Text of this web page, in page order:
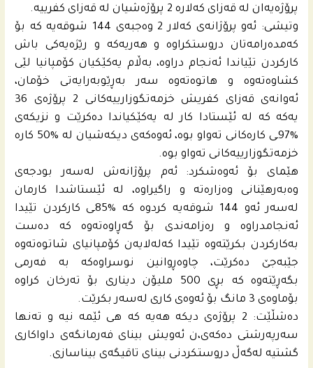
پرۆژه‌یه‌ان له‌ قه‌زاى كه‌لاره‌ 2 پرۆژه‌شیان له‌ قه‌زاى كفرییه‌.
وتیشى: ئه‌و پرۆژانه‌ى كه‌لار 2 وه‌جبه‌ى 144 شوقه‌یه‌ كه‌ بۆ
كه‌مده‌رامه‌تان دروستكراوه‌ و هه‌ریه‌كه‌ و رێژه‌یه‌كى باش
كاركردن تێیاندا ئه‌نجام دراوه‌، به‌ڵام یه‌كێكیان كۆمپانیا لێى
كشاوه‌ته‌وه‌ و هاتوه‌ته‌وه‌ سه‌ر به‌ڕێوبه‌رایه‌تى خۆمان،
ئه‌وانه‌ى قه‌زاى كفریش خزمه‌تگوزارییه‌كانى 2 پرۆژه‌ى 36
یه‌كه‌ كه‌ له‌ ئێستادا كار له‌ یه‌كێكیاندا ده‌كرێت و نزیكه‌ى
%97ـى كاره‌كانى ته‌واو بوه،‌ ئه‌وه‌كه‌ى دیكه‌شیان له‌ %50 كاره‌
خزمه‌تگوزارییه‌كانى ته‌واو بوه‌.
هێماى بۆ ئه‌وه‌شكرد: ئه‌م پرۆژانه‌ش له‌سه‌ر بودجه‌ى
وه‌به‌رهێنانى وه‌زاره‌ته‌ و راگیراوه‌، له‌ ئێستاشدا كارمان
له‌سه‌ر ئه‌و 144 شوقه‌یه‌ كردوه‌ كه‌ %85ـى كاركردن تێیدا
ئه‌نجامدراوه‌ و ره‌زامه‌ندى بۆ گه‌ڕاوه‌ته‌وه‌ كه‌ ده‌ست
به‌كاركردن بكرێته‌وه‌ تێیدا كه‌له‌لایه‌ن كۆمپانیاى شاتوه‌ته‌وه‌
جێبه‌جێ ده‌كرێت، چاوه‌ڕوانین نوسراوه‌كه‌ به‌ فه‌رمى
بگه‌ڕێته‌وه‌ كه‌ بڕى 500 ملیۆن دینارى بۆ ته‌رخان كراوه‌
بۆماوه‌ى 3 مانگ بۆ ئه‌وه‌ى كارى له‌سه‌ر بكرێت.
ده‌شڵێت: 2 پرۆژه‌ى دیكه‌ هه‌یه‌ كه‌ هى ئێمه‌ نیه‌ و ته‌نها
سه‌رپه‌رشتى ده‌كه‌ی،ن ئه‌ویش بیناى فه‌رمانگه‌ى داواكارى
گشتیه‌ له‌گه‌ڵ دروستكردنى بیناى تاقیگه‌ى بیناسازى.